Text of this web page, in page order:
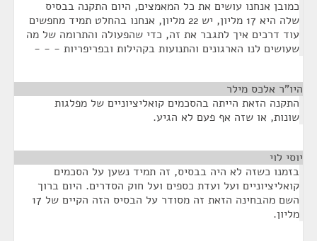
כמובן אנחנו עושים את כל המאמצים, היום התקנה בבסיס
שלה היא 17 מליון, יש 22 מליון, אנחנו בהחלט תמיד מחפשים
עוד דרכים איך לתגבר את זה, כדי שהפעולה והתרומה של מה
שעושים לנו הארגונים והתנועות בקהילות ובפריפריות - - -
היו"ר אלכס מילר
התקנה הזאת הייתה בהסכמים קואליציוניים של מפלגות
שונות, או שזה אף פעם לא הגיע.
יוסי לוי
בזמנו כשזה לא היה בבסיס, זה תמיד נשען על הסכמים
קואליציוניים ועל ועדת כספים ועל חוק הסדרים. היום ברוך
השם מהבחינה הזאת זה מסודר על הבסיס הזה הקיים של 17
מליון.